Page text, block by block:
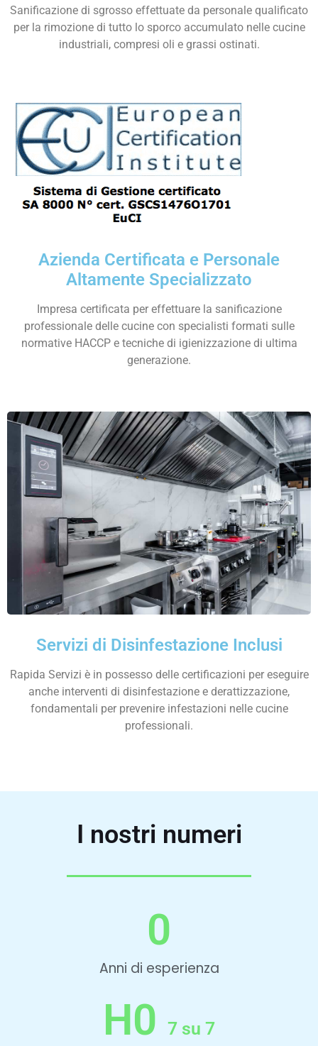
Sanificazione di sgrosso effettuate da personale qualificato
per la rimozione di tutto lo sporco accumulato nelle cucine
industriali, compresi oli e grassi ostinati.
Azienda Certificata e Personale
Altamente Specializzato
Impresa certificata per effettuare la sanificazione
professionale delle cucine con specialisti formati sulle
normative HACCP e tecniche di igienizzazione di ultima
generazione.
Servizi di Disinfestazione Inclusi
Rapida Servizi è in possesso delle certificazioni per eseguire
anche interventi di disinfestazione e derattizzazione,
fondamentali per prevenire infestazioni nelle cucine
professionali.
I nostri numeri
Anni di esperienza
0
H0 7 su 7